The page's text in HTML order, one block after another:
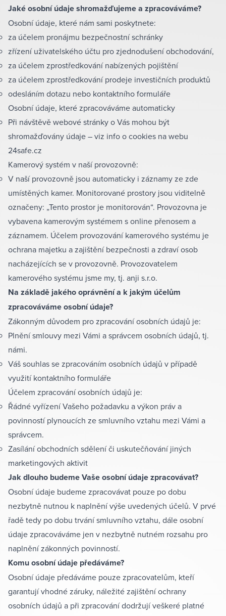
Jaké osobní údaje shromažďujeme a zpracováváme?
Osobní údaje, které nám sami poskytnete:
za účelem pronájmu bezpečnostní schránky
zřízení uživatelského účtu pro zjednodušení obchodování,
za účelem zprostředkování nabízených pojištění
za účelem zprostředkování prodeje investičních produktů
odesláním dotazu nebo kontaktního formuláře
Osobní údaje, které zpracováváme automaticky
Při návštěvě webové stránky o Vás mohou být
shromažďovány údaje – viz info o cookies na webu
24safe.cz
Kamerový systém v naší provozovně:
V naší provozovně jsou automaticky i záznamy ze zde
umístěných kamer. Monitorované prostory jsou viditelně
označeny: „Tento prostor je monitorován“. Provozovna je
vybavena kamerovým systémem s online přenosem a
záznamem. Účelem provozování kamerového systému je
ochrana majetku a zajištění bezpečnosti a zdraví osob
nacházejících se v provozovně. Provozovatelem
kamerového systému jsme my, tj. anji s.r.o.
Na základě jakého oprávnění a k jakým účelům
zpracováváme osobní údaje?
Zákonným důvodem pro zpracování osobních údajů je:
Plnění smlouvy mezi Vámi a správcem osobních údajů, tj.
námi.
Váš souhlas se zpracováním osobních údajů v případě
využití kontaktního formuláře
Účelem zpracování osobních údajů je:
Řádné vyřízení Vašeho požadavku a výkon práv a
povinností plynoucích ze smluvního vztahu mezi Vámi a
správcem.
Zasílání obchodních sdělení či uskutečňování jiných
marketingových aktivit
Jak dlouho budeme Vaše osobní údaje zpracovávat?
Osobní údaje budeme zpracovávat pouze po dobu
nezbytně nutnou k naplnění výše uvedených účelů. V prvé
řadě tedy po dobu trvání smluvního vztahu, dále osobní
údaje zpracováváme jen v nezbytně nutném rozsahu pro
naplnění zákonných povinností.
Komu osobní údaje předáváme?
Osobní údaje předáváme pouze zpracovatelům, kteří
garantují vhodné záruky, náležité zajištění ochrany
osobních údajů a při zpracování dodržují veškeré platné